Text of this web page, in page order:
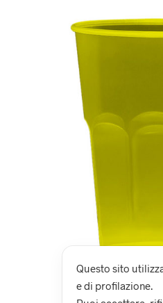
Questo sito
e di profilazione.